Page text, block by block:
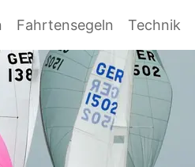
Fahrtensegeln Technik